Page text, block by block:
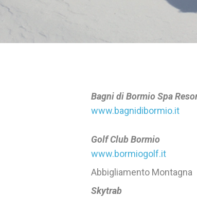
Bagni di Bormio Spa
www.bagnidibormio.it
Golf Club Bormio
www.bormiogolf.it
Abbigliamento Montagna
Skytrab